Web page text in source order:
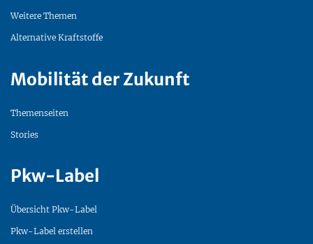
Weitere Themen
Alternative Kraftstoffe
Mobilität der Zukunft
Themenseiten
Stories
Pkw-Label
Übersicht Pkw-Label
Pkw-Label erstellen